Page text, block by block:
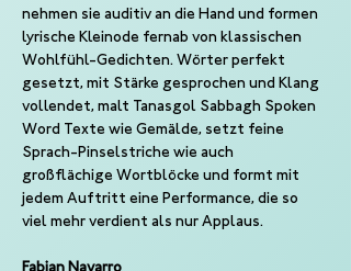
nehmen sie auditiv an die Hand und formen
lyrische Kleinode fernab von klassischen
Wohlfühl-Gedichten. Wörter perfekt
gesetzt, mit Stärke gesprochen und Klang
vollendet, malt Tanasgol Sabbagh Spoken
Word Texte wie Gemälde, setzt feine
Sprach-Pinselstriche wie auch
großflächige Wortblöcke und formt mit
jedem Auftritt eine Performance, die so
viel mehr verdient als nur Applaus.